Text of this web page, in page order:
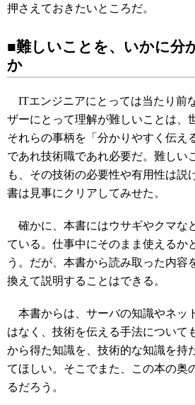
押さえておきたいところだ。
■難しいことを、いかに分
か
ITエンジニアにとっては当たり前
ザーにとって理解が難しいことは、
それらの事柄を「分かりやすく伝え
であれ技術職であれ必要だ。難しい
も、その技術の必要性や有用性は説
書は見事にクリアしてみせた。
確かに、本書にはウサギやクマな
ている。仕事中にそのまま使えるか
う。だが、本書から読み取った内容
換えて説明することはできる。
本書からは、サーバの知識やネッ
はなく、技術を伝える手法について
から得た知識を、技術的な知識を持
てほしい。そこでまた、この本の奥
るだろう。